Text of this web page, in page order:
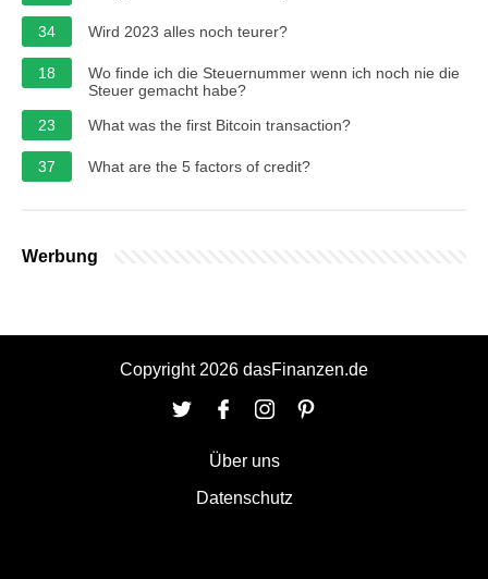
34 Wird 2023 alles noch teurer?
18
Wo finde ich die Steuernummer wenn ich noch nie die
Steuer gemacht habe?
23
What was the first Bitcoin transaction?
37 What are the 5 factors of credit?
Werbung
Copyright 2026 dasFinanzen.de
Über uns
Datenschutz